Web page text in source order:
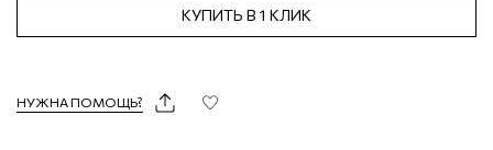
КУПИТЬ В 1 КЛИК
НУЖНА ПОМОЩЬ?